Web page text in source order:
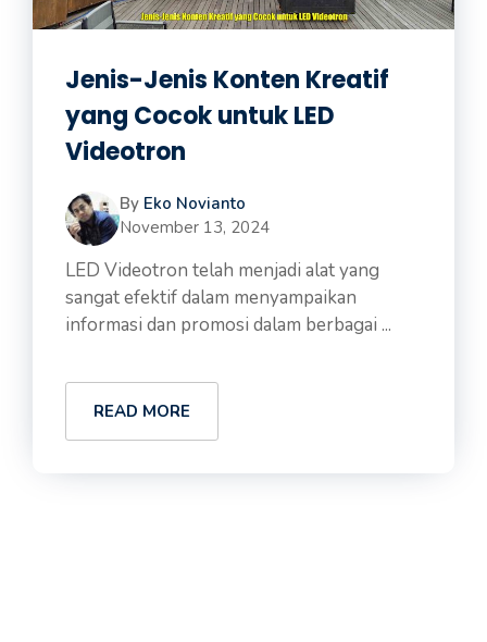
Jenis-Jenis Konten Kreatif
yang Cocok untuk LED
Videotron
By Eko Novianto
November 13, 2024
LED Videotron telah menjadi alat yang
sangat efektif dalam menyampaikan
informasi dan promosi dalam berbagai ...
READ MORE